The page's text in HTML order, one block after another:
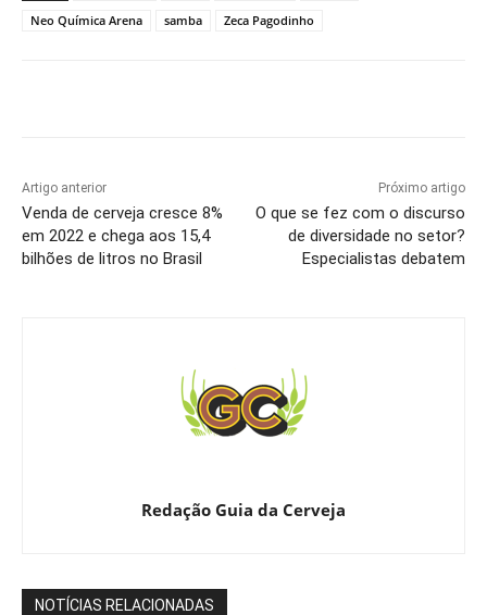
Neo Química Arena samba Zeca Pagodinho
Artigo anterior
Venda de cerveja cresce 8%
em 2022 e chega aos 15,4
bilhões de litros no Brasil
Próximo artigo
O que se fez com o discurso
de diversidade no setor?
Especialistas debatem
Redação Guia da Cerveja
NOTÍCIAS RELACIONADAS